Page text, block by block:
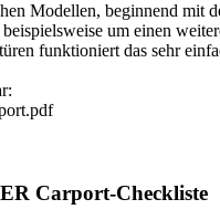
Modellen, beginnend mit
um einen
funktioniert das sehr
Carport-Checkliste